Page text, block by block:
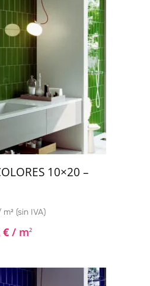
10×20 –
(sin IVA)
€ / m2